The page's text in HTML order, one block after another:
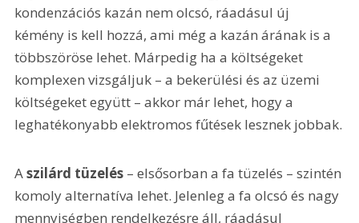
kondenzációs kazán nem olcsó, ráadásul új
kémény is kell hozzá, ami még a kazán árának is a
többszöröse lehet. Márpedig ha a költségeket
komplexen vizsgáljuk – a bekerülési és az üzemi
költségeket együtt – akkor már lehet, hogy a
leghatékonyabb elektromos fűtések lesznek jobbak.
A szilárd tüzelés – elsősorban a fa tüzelés – szintén
komoly alternatíva lehet. Jelenleg a fa olcsó és nagy
mennyiségben rendelkezésre áll, ráadásul